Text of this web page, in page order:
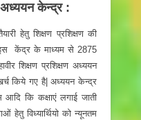
अध्ययन केन्द्र :
हेतु शिक्षण प्रशिक्षण की
केंद्र के माध्यम से 2875
शिक्षण प्रशिक्षण अध्ययन
किये गए है| अध्ययन केन्द्र
कि कक्षाएं लगाई जाती
विध्यार्थियो को न्यूनतम